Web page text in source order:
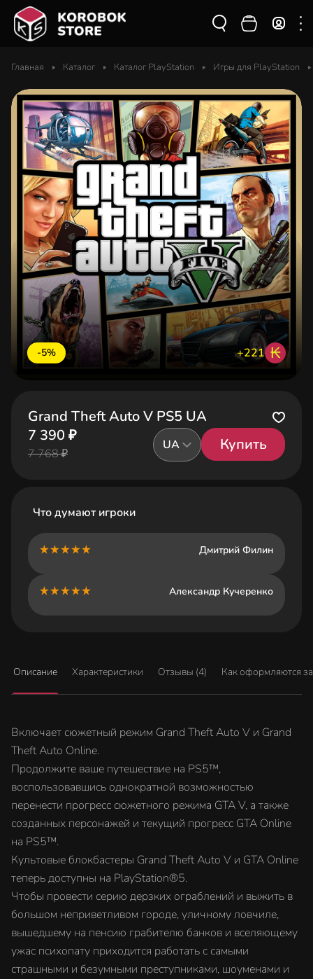
Главная Каталог Каталог PlayStation Игры для PlayStation
-5% +221 ₭
Grand Theft Auto V PS5 UA
7 390 ₽
7 768 ₽
UA Купить
Что думают игроки
Дмитрий Филин
Александр Кучеренко
Описание Характеристики Отзывы (4) Как оформляются
Включает сюжетный режим Grand Theft Auto V и Grand
Theft Auto Online.
Продолжите ваше путешествие на PS5™,
воспользовавшись однократной возможностью
перенести прогресс сюжетного режима GTA V, а также
созданных персонажей и текущий прогресс GTA Online
на PS5™.
Культовые блокбастеры Grand Theft Auto V и GTA Online
теперь доступны на PlayStation®5.
Чтобы провести серию дерзких ограблений и выжить в
большом неприветливом городе, уличному ловчиле,
вышедшему на пенсию грабителю банков и вселяющему
ужас психопату приходится работать с самыми
страшными и безумными преступниками, шоуменами и